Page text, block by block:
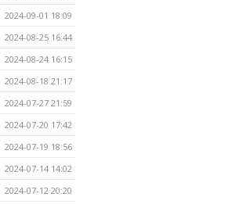
2024-09-01 18:09
2024-08-25 16:44
2024-08-24 16:15
2024-08-18 21:17
2024-07-27 21:59
2024-07-20 17:42
2024-07-19 18:56
2024-07-14 14:02
2024-07-12 20:20